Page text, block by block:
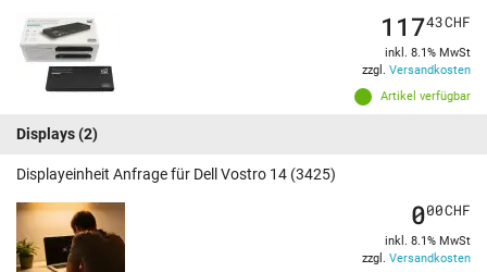
Artikel verfügbar
11743CHF
inkl. 8.1% MwSt
zzgl. Versandkosten
Displays(2)
Displayeinheit Anfrage für Dell Vostro 14 (3425)
000CHF
inkl. 8.1% MwSt
zzgl. Versandkosten